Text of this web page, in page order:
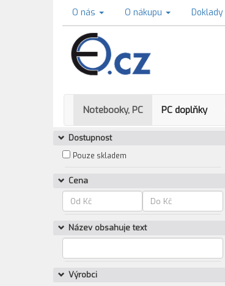
O nás O nákupu Doklady
Notebooky, PC PC doplňky
Dostupnost
Pouze skladem
Cena
Název obsahuje text
Výrobci